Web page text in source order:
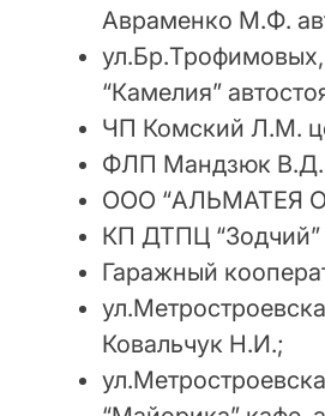
Авраменко М.Ф.
“Камелия”
ЧП Комский Л.М.
ФЛП Мандзюк В.Д.
ООО “АЛЬМАТЕЯ
КП ДТПЦ
Гаражный
Ковальчук Н.И.;